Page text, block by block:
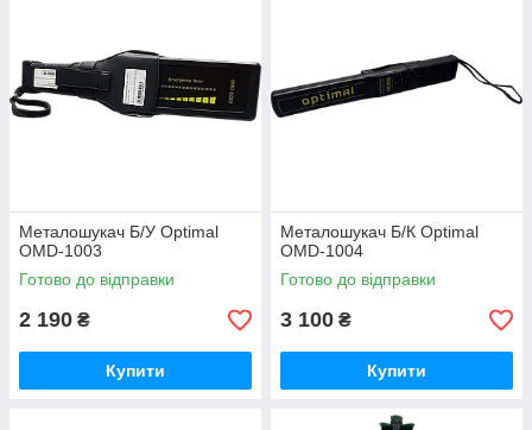
Металошукач Б/У Optimal
OMD-1003
Готово до відправки
2 190 ₴
Купити
Металошукач Б/К Optimal
OMD-1004
Готово до відправки
3 100 ₴
Купити